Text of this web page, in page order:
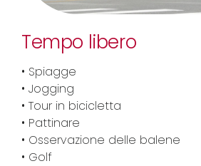
Tempo libero
• Spiagge
• Jogging
• Tour in bicicletta
• Pattinare
• Osservazione delle balene
• Golf